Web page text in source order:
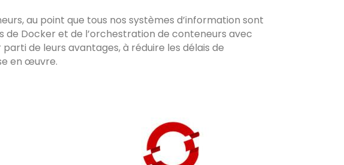
au point que tous nos systèmes d’information sont
de Docker et de l’orchestration de conteneurs avec
de leurs avantages, à réduire les délais de
en œuvre.